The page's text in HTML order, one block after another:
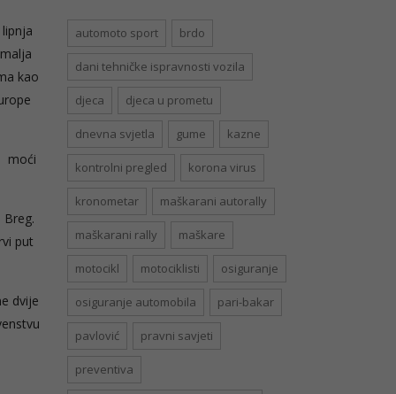
kao
moći
put
dvije
automoto sport brdo
dani tehničke ispravnosti vozila
djeca djeca u prometu
dnevna svjetla gume kazne
kontrolni pregled korona virus
kronometar maškarani autorally
maškarani rally maškare
motocikl motociklisti osiguranje
osiguranje automobila pari-bakar
pavlović pravni savjeti
preventiva